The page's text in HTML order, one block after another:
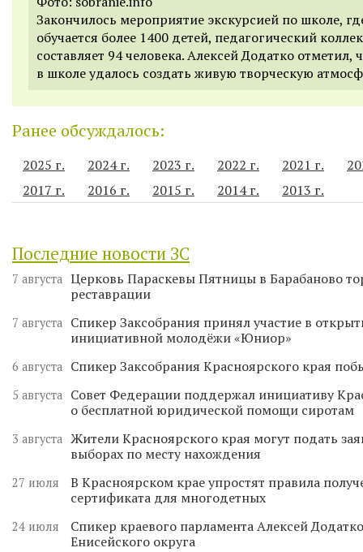
Закончилось мероприятие экскурсией по школе,
обучается более 1400 детей, педагогический
составляет 94 человека. Алексей Додатко отметил,
в школе удалось создать живую творческую
Ранее обсуждалось:
2025 г. 2024 г. 2023 г. 2022 г. 2021 г.
2017 г.
2016 г. 2015 г. 2014 г. 2013 г.
Последние новости ЗС
7 августа Церковь Параскевы Пятницы в Барабаново
реставрации
7 августа
Спикер Заксобрания принял участие в
инициативной молодёжи «Юниор»
6 августа Спикер Заксобрания Красноярского края
5 августа
Совет Федерации поддержал инициативу
о бесплатной юридической помощи сиротам
3 августа Жители Красноярского края могут подать
выборах по месту нахождения
27 июля
В Красноярском крае упростят правила
сертификата для многодетных
24 июля
Спикер краевого парламента Алексей
Енисейского округа